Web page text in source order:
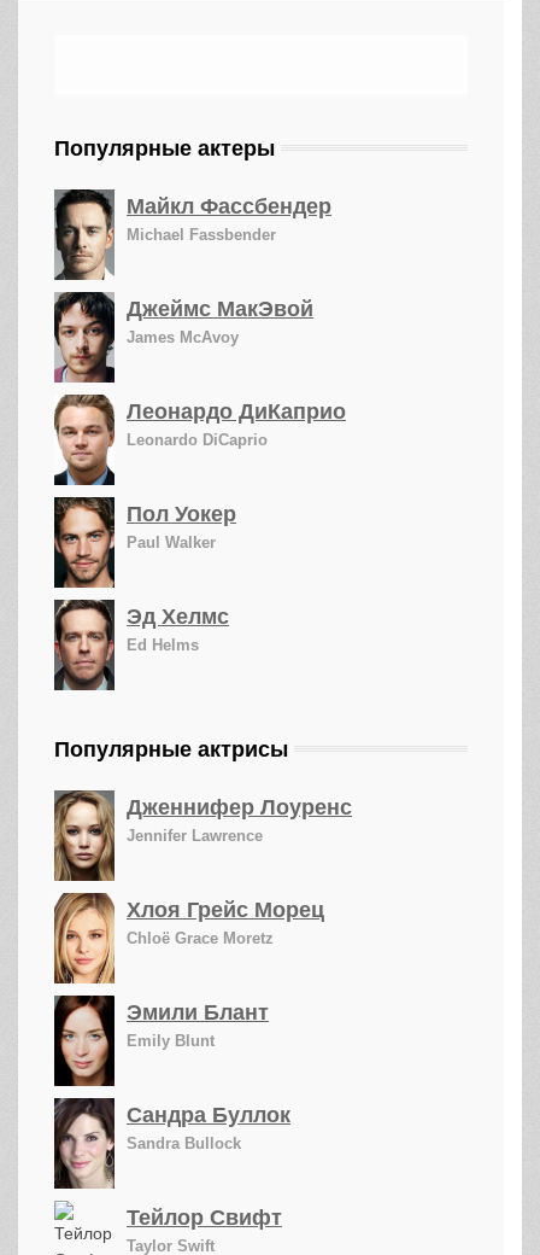
Популярные актеры
Майкл Фассбендер
Michael Fassbender
Джеймс МакЭвой
James McAvoy
Леонардо ДиКаприо
Leonardo DiCaprio
Пол Уокер
Paul Walker
Эд Хелмс
Ed Helms
Популярные актрисы
Дженнифер Лоуренс
Jennifer Lawrence
Хлоя Грейс Морец
Chloë Grace Moretz
Эмили Блант
Emily Blunt
Сандра Буллок
Sandra Bullock
Тейлор Свифт
Taylor Swift